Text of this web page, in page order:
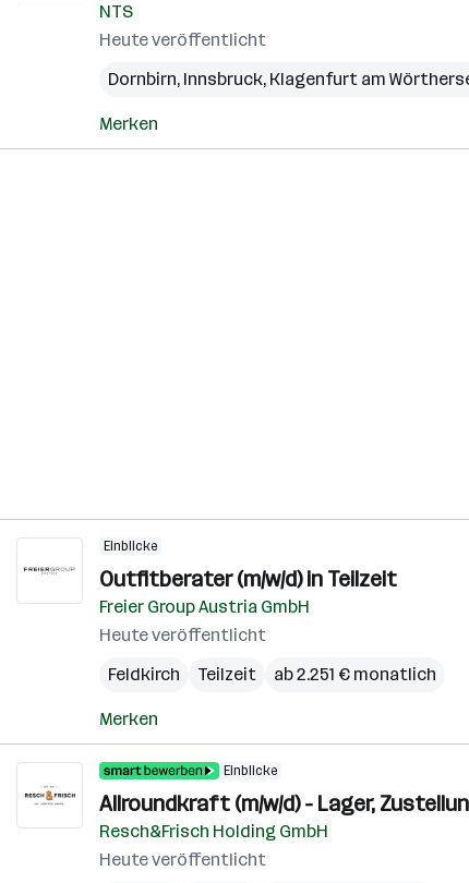
NTS
Heute veröffentlicht
Dornbirn, Innsbruck, Klagenfurt am
Merken
Einblicke
Outfitberater (m/w/d) in Teilzeit
Freier Group Austria GmbH
Heute veröffentlicht
Feldkirch
Teilzeit ab 2.251 € monatlich
Merken
Einblicke
Allroundkraft (m/w/d) - Lager,
Resch&Frisch Holding GmbH
Heute veröffentlicht